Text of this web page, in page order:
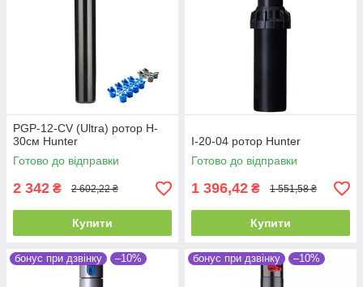
PGP-12-CV (Ultra) ротор H-
30см Hunter
Готово до відправки
2 342 ₴ 2 602,22 ₴
Купити
I-20-04 ротор Hunter
Готово до відправки
1 396,42 ₴ 1 551,58 ₴
Купити
бонус при дзвінку –10% бонус при дзвінку –10%